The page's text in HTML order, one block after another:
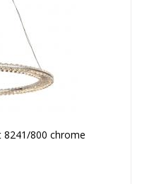
8241/800 chrome